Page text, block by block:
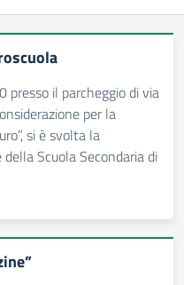
presso il parcheggio di via
per la
si è svolta la
Scuola Secondaria di